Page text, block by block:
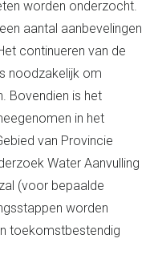
worden onderzocht.
aantal aanbevelingen
continueren van de
noodzakelijk om
Bovendien is het
in het
van Provincie
Water Aanvulling
(voor bepaalde
worden
toekomstbestendig